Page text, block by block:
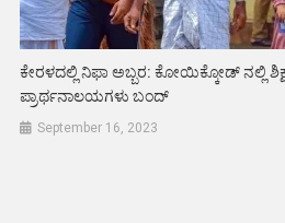
ಕೇರಳದಲ್ಲಿ ನಿಫಾ ಅಬ್ಬರ: ಕೋಯಿಕ್ಕೋಡ್ ನಲ್ಲಿ
ಪ್ರಾರ್ಥನಾಲಯಗಳು ಬಂದ್
September 16, 2023